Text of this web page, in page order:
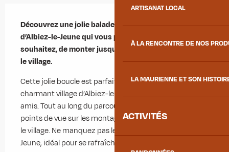
ARTISANAT LOCAL
À LA RENCONTRE DE NOS
LA MAURIENNE ET SON
ACTIVITÉS
Découvrez une jolie balade surplombant le village
d’Albiez-le-Jeune qui vous permettra si vous le
souhaitez, de monter jusqu'à la Vierge qui surplombe
le village.
Cette jolie boucle est parfaite pour découvrir le
charmant village d’Albiez-le-Jeune, en famille ou entre
amis. Tout au long du parcours, profitez de beaux
points de vue sur les montagnes environnantes et sur
le village. Ne manquez pas le plan d’eau d’Albiez-le-
Jeune, idéal pour se rafraîchir les...